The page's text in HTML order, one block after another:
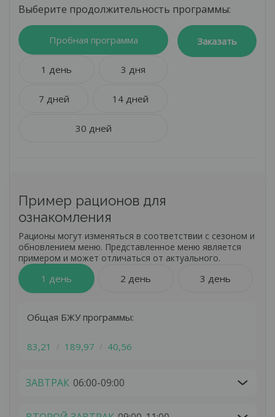
Расчет БЖУ врачом-диетологом в соответствии с
основами протокола питания Кето.
Противопоказаниями к соблюдению кетопрограммы
являются:
– наличие каких-либо хронических заболеваний печени и
– запрещена беременным, кормящим женщинам
– при приеме целого ряда медицинских препаратов –
начиная от лекарства для контроля за уровнем
Кето требует повышенного потребления
проконсультироваться с вашим врачом!
Выберите продолжительность программы:
Пробная программа
1 день 3 дня
7 дней 14 дней
30 дней
Заказать
Пример рационов для
ознакомления
Рационы могут изменяться в соответствии с сезоном и
обновлением меню. Представленное меню является
примером и может отличаться от актуального.
1 день 2 день 3 день
Общая БЖУ программы:
83,21 189,97 40,56
ЗАВТРАК 06:00-09:00
Получить бесплатную
Оставьте свой контакт, - наш менеджер
Получить консультацию
свяжется с Вами и ответит на все